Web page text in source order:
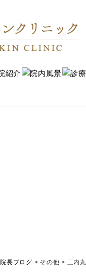
院長ブログ > その他 > 三内